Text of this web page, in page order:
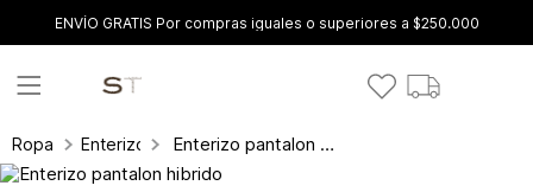
ENVÍO GRATIS Por compras iguales o superiores a $250.000
Ropa Enterizos y conjuntos Enterizo pantalon hibrido